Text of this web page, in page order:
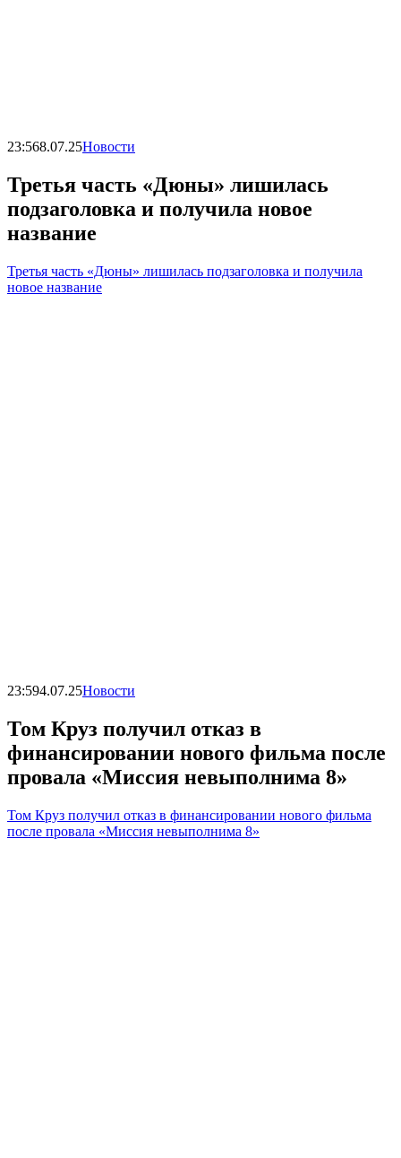
23:568.07.25Новости
Третья часть «Дюны» лишилась
подзаголовка и получила новое
название
Третья часть «Дюны» лишилась подзаголовка и получила
новое название
23:594.07.25Новости
Том Круз получил отказ в
финансировании нового фильма после
провала «Миссия невыполнима 8»
Том Круз получил отказ в финансировании нового фильма
после провала «Миссия невыполнима 8»